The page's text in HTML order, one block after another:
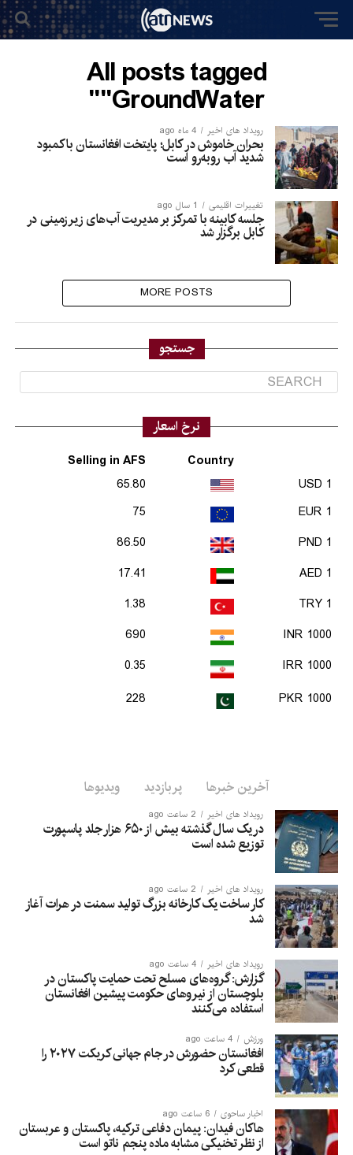
All posts tagged
"GroundWater"
رویداد های اخیر 4 ماه ago
بحران خاموش در کابل؛ پایتخت افغانستان با کمبود
شدید آب روبه‌رو است
تغییرات اقلیمی 1 سال ago
جلسه کابینه با تمرکز بر مدیریت آب‌های زیرزمینی در
کابل برگزار شد
MORE POSTS
جستجو
نرخ اسعار
Country
Selling in AFS
1 USD
65.80
1 EUR
75
1 PND
86.50
1 AED
17.41
1 TRY
1.38
1000 INR
690
1000 IRR
0.35
1000 PKR
228
آخرین خبرها پربازدید ویدیوها
رویداد های اخیر 2 ساعت ago
در یک سال گذشته بیش از ۶۵۰ هزار جلد پاسپورت
توزیع شده است
رویداد های اخیر 2 ساعت ago
کار ساخت یک کارخانه بزرگ تولید سمنت در هرات آغاز
شد
رویداد های اخیر 4 ساعت ago
گزارش: گروه‌های مسلح تحت حمایت پاکستان در
بلوچستان از نیروهای حکومت پیشین افغانستان
استفاده می‌کنند
ورزش 4 ساعت ago
افغانستان حضورش در جام جهانی کریکت ۲۰۲۷ را
قطعی کرد
اخبار ساحوی 6 ساعت ago
هاکان فیدان: پیمان دفاعی ترکیه، پاکستان و عربستان
از نظر تخنیکی مشابه ماده پنجم ناتو است